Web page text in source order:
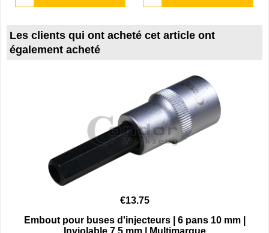
Les clients qui ont acheté cet article ont
également acheté
€13.75
Embout pour buses d'injecteurs | 6 pans 10 mm |